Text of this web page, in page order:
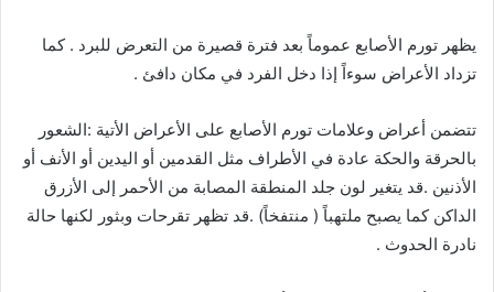
يظهر تورم الأصابع عموماً بعد فترة قصيرة من التعرض للبرد . كما
تزداد الأعراض سوءاً إذا دخل الفرد في مكان دافئ .
تتضمن أعراض وعلامات تورم الأصابع على الأعراض الأتية :الشعور
بالحرقة والحكة عادة في الأطراف مثل القدمين أو اليدين أو الأنف أو
الأذنين .قد يتغير لون جلد المنطقة المصابة من الأحمر إلى الأزرق
الداكن كما يصبح ملتهباً ( منتفخاً) .قد تظهر تقرحات وبثور لكنها حالة
نادرة الحدوث .